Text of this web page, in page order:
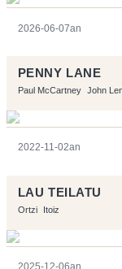
2026-06-07an
PENNY LANE
Paul McCartney John
2022-11-02an
LAU TEILATU
Ortzi Itoiz
2025-12-06an